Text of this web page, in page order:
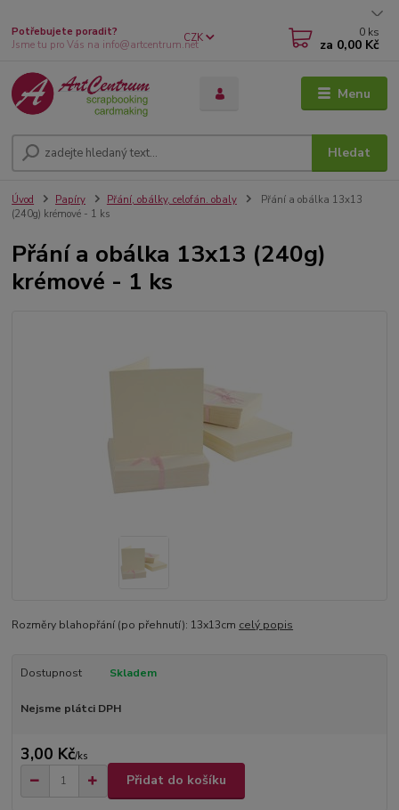
Menu
CZK
Hledat
Potřebujete poradit?
Jsme tu pro Vás na info@artcentrum.net
0 ks
za 0,00 Kč
Úvod Papíry Přání, obálky, celofán. obaly
Přání a obálka 13x13
(240g) krémové - 1 ks
Přání a obálka 13x13 (240g)
krémové - 1 ks
Rozměry blahopřání (po přehnutí): 13x13cm celý popis
Dostupnost Skladem
Nejsme plátci DPH
3,00 Kč/ks
Přidat do košíku